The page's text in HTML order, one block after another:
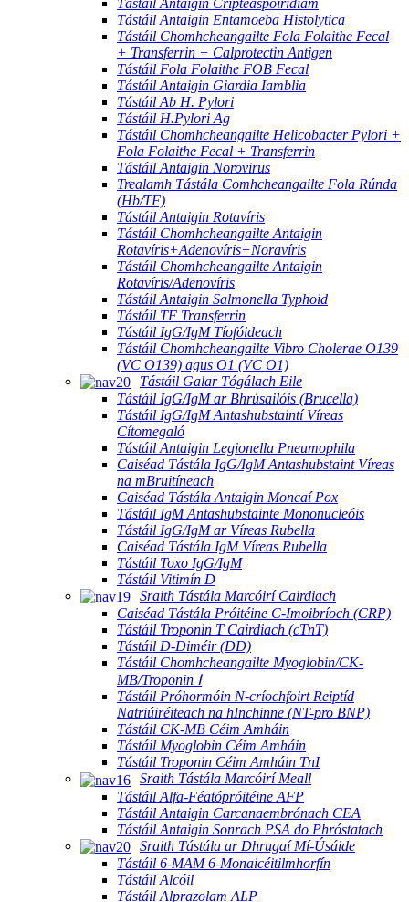
Tástáil Antaigin Entamoeba Histolytica
Tástáil Chomhcheangailte Fola Folaithe Fecal
+ Transferrin + Calprotectin Antigen
Tástáil Fola Folaithe FOB Fecal
Tástáil Antaigin Giardia Iamblia
Tástáil Ab H. Pylori
Tástáil H.Pylori Ag
Tástáil Chomhcheangailte Helicobacter Pylori +
Fola Folaithe Fecal + Transferrin
Tástáil Antaigin Norovirus
Trealamh Tástála Comhcheangailte Fola Rúnda
(Hb/TF)
Tástáil Antaigin Rotavíris
Tástáil Chomhcheangailte Antaigin
Rotavíris+Adenovíris+Noravíris
Tástáil Chomhcheangailte Antaigin
Rotavíris/Adenovíris
Tástáil Antaigin Salmonella Typhoid
Tástáil TF Transferrin
Tástáil IgG/IgM Tíofóideach
Tástáil Chomhcheangailte Vibro Cholerae O139
(VC O139) agus O1 (VC O1)
Tástáil Galar Tógálach Eile
Tástáil IgG/IgM ar Bhrúsailóis (Brucella)
Tástáil IgG/IgM Antashubstaintí Víreas
Cítomegaló
Tástáil Antaigin Legionella Pneumophila
Caiséad Tástála IgG/IgM Antashubstaint Víreas
na mBruitíneach
Caiséad Tástála Antaigin Moncaí Pox
Tástáil IgM Antashubstainte Mononucleóis
Tástáil IgG/IgM ar Víreas Rubella
Caiséad Tástála IgM Víreas Rubella
Tástáil Toxo IgG/IgM
Tástáil Vitimín D
Sraith Tástála Marcóirí Cairdiach
Caiséad Tástála Próitéine C-Imoibríoch (CRP)
Tástáil Troponin T Cairdiach (cTnT)
Tástáil D-Diméir (DD)
Tástáil Chomhcheangailte Myoglobin/CK-
MB/Troponin Ⅰ
Tástáil Próhormóin N-críochfoirt Reiptíd
Natriúiréiteach na hInchinne (NT-pro BNP)
Tástáil CK-MB Céim Amháin
Tástáil Myoglobin Céim Amháin
Tástáil Troponin Céim Amháin TnI
Sraith Tástála Marcóirí Meall
Tástáil Alfa-Féatópróitéine AFP
Tástáil Antaigin Carcanaembrónach CEA
Tástáil Antaigin Sonrach PSA do Phróstatach
Sraith Tástála ar Dhrugaí Mí-Úsáide
Tástáil 6-MAM 6-Monaicéitilmhorfín
Tástáil Alcóil
Tástáil Alprazolam ALP